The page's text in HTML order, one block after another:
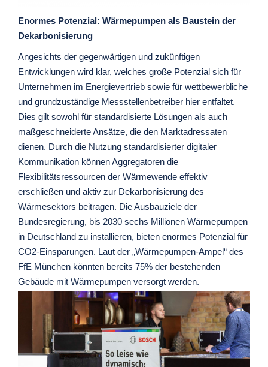
Enormes Potenzial: Wärmepumpen als Baustein der
Dekarbonisierung
Angesichts der gegenwärtigen und zukünftigen
Entwicklungen wird klar, welches große Potenzial sich für
Unternehmen im Energievertrieb sowie für wettbewerbliche
und grundzuständige Messstellenbetreiber hier entfaltet.
Dies gilt sowohl für standardisierte Lösungen als auch
maßgeschneiderte Ansätze, die den Marktadressaten
dienen. Durch die Nutzung standardisierter digitaler
Kommunikation können Aggregatoren die
Flexibilitätsressourcen der Wärmewende effektiv
erschließen und aktiv zur Dekarbonisierung des
Wärmesektors beitragen. Die Ausbauziele der
Bundesregierung, bis 2030 sechs Millionen Wärmepumpen
in Deutschland zu installieren, bieten enormes Potenzial für
CO2-Einsparungen. Laut der „Wärmepumpen-Ampel“ des
FfE München könnten bereits 75% der bestehenden
Gebäude mit Wärmepumpen versorgt werden.